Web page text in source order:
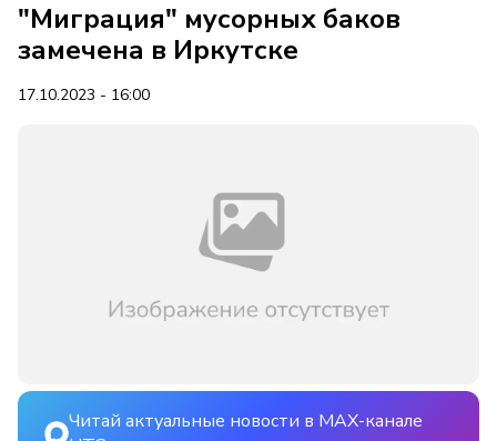
"Миграция" мусорных баков
замечена в Иркутске
17.10.2023 - 16:00
Читай актуальные новости в MAX-канале